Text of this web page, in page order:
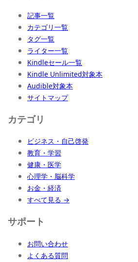
記事一覧
カテゴリ一覧
タグ一覧
ライター一覧
Kindleセール一覧
Kindle Unlimited対象本
Audible対象本
サイトマップ
カテゴリ
ビジネス・自己啓発
教育・学習
健康・医学
心理学・脳科学
お金・経済
すべて見る →
サポート
お問い合わせ
よくある質問